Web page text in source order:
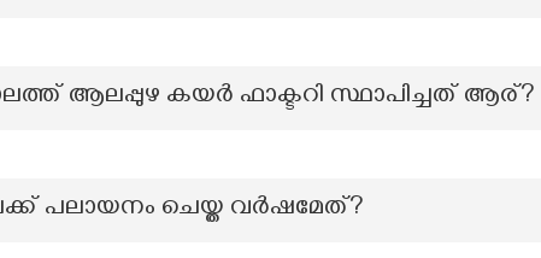
ആലപ്പുഴ കയർ ഫാക്ടറി സ്ഥാപിച്ചത് ആര്?
പലായനം ചെയ്ത വർഷമേത്?